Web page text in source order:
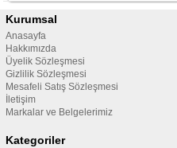
Kurumsal
Anasayfa
Hakkımızda
Üyelik Sözleşmesi
Gizlilik Sözleşmesi
Mesafeli Satış Sözleşmesi
İletişim
Markalar ve Belgelerimiz
Kategoriler